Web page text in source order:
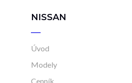
NISSAN
Úvod
Modely
Cenník